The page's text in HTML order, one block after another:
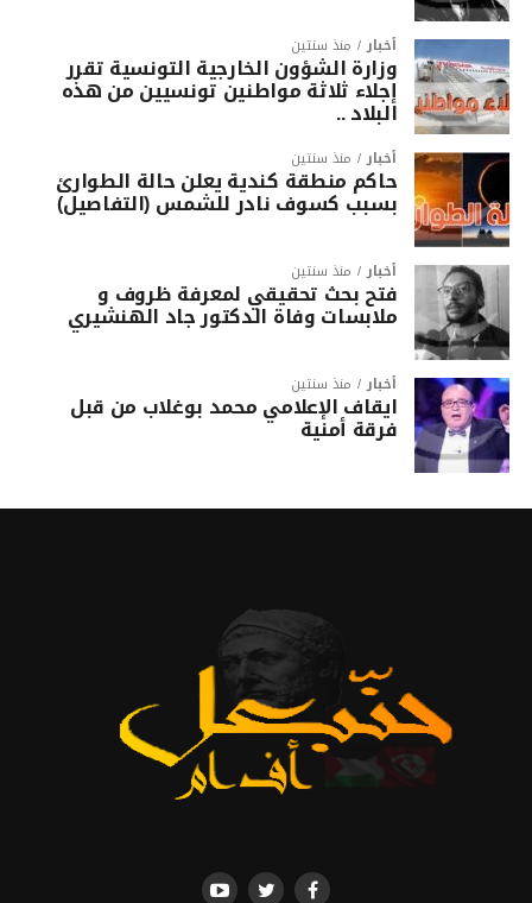
أخبار منذ سنتين
وزارة الشؤون الخارجية التونسية تقرر
إجلاء ثلاثة مواطنين تونسيين من هذه
البلاد ..
أخبار منذ سنتين
حاكم منطقة كندية يعلن حالة الطوارئ
بسبب كسوف نادر للشمس (التفاصيل)
أخبار منذ سنتين
فتح بحث تحقيقي لمعرفة ظروف و
ملابسات وفاة الدكتور جاد الهنشيري
أخبار منذ سنتين
ايقاف الإعلامي محمد بوغلاب من قبل
فرقة أمنية